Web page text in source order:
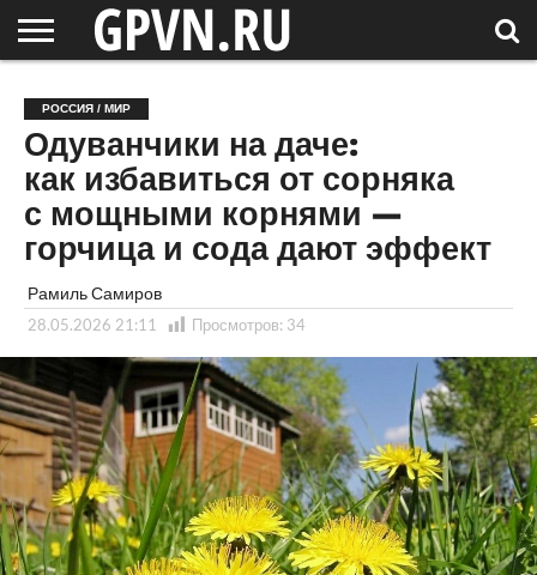
ОБЛАСТЬ
НОВОСТИ
СОСЕДЕЙ
РОССИЯ
/ МИР
СПЕЦПРОЕКТЫ
БЛОГ
СТАТЬИ
ФОТОРЕПОРТАЖИ
ИНТЕРВЬЮ
ОБЪЕКТЫ
ПОДБОРКИ
РОССИЯ / МИР
Одуванчики на даче:
как избавиться от сорняка
с мощными корнями —
горчица и сода дают эффект
Рамиль Самиров
28.05.2026 21:11 Просмотров: 34